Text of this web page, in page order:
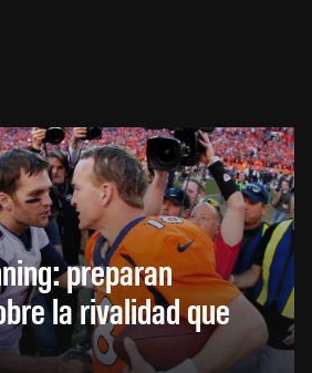
preparan
la rivalidad que